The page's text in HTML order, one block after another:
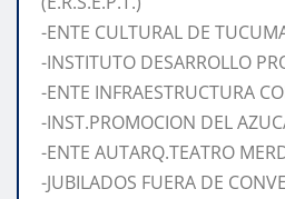
-ENTE CULTURAL DE
-INSTITUTO DESARROLLO
-ENTE INFRAESTRUCTURA
-INST.PROMOCION DEL
-ENTE AUTARQ.TEATRO
-JUBILADOS FUERA DE